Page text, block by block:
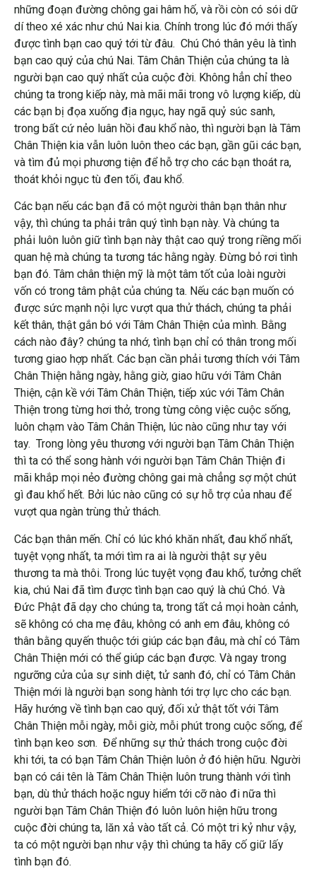
những đoạn đường chông gai hâm hố, và rồi còn có sói dữ
dí theo xé xác như chú Nai kia. Chính trong lúc đó mới thấy
được tình bạn cao quý tới từ đâu. Chú Chó thân yêu là tình
bạn cao quý của chú Nai. Tâm Chân Thiện của chúng ta là
người bạn cao quý nhất của cuộc đời. Không hẳn chỉ theo
chúng ta trong kiếp này, mà mãi mãi trong vô lượng kiếp, dù
các bạn bị đọa xuống địa ngục, hay ngã quỷ súc sanh,
trong bất cứ nẻo luân hồi đau khổ nào, thì người bạn là Tâm
Chân Thiện kia vẫn luôn luôn theo các bạn, gần gũi các bạn,
và tìm đủ mọi phương tiện để hỗ trợ cho các bạn thoát ra,
thoát khỏi ngục tù đen tối, đau khổ.
Các bạn nếu các bạn đã có một người thân bạn thân như
vậy, thì chúng ta phải trân quý tình bạn này. Và chúng ta
phải luôn luôn giữ tình bạn này thật cao quý trong riềng mối
quan hệ mà chúng ta tương tác hằng ngày. Đừng bỏ rơi tình
bạn đó. Tâm chân thiện mỹ là một tâm tốt của loài người
vốn có trong tâm phật của chúng ta. Nếu các bạn muốn có
được sức mạnh nội lực vượt qua thử thách, chúng ta phải
kết thân, thật gắn bó với Tâm Chân Thiện của mình. Bằng
cách nào đây? chúng ta nhớ, tình bạn chỉ có thân trong mối
tương giao hợp nhất. Các bạn cần phải tương thích với Tâm
Chân Thiện hằng ngày, hằng giờ, giao hữu với Tâm Chân
Thiện, cận kề với Tâm Chân Thiện, tiếp xúc với Tâm Chân
Thiện trong từng hơi thở, trong từng công việc cuộc sống,
luôn chạm vào Tâm Chân Thiện, lúc nào cũng như tay với
tay. Trong lòng yêu thương với người bạn Tâm Chân Thiện
thì ta có thể song hành với người bạn Tâm Chân Thiện đi
mãi khắp mọi nẻo đường chông gai mà chẳng sợ một chút
gì đau khổ hết. Bởi lúc nào cũng có sự hỗ trợ của nhau để
vượt qua ngàn trùng thử thách.
Các bạn thân mến. Chỉ có lúc khó khăn nhất, đau khổ nhất,
tuyệt vọng nhất, ta mới tìm ra ai là người thật sự yêu
thương ta mà thôi. Trong lúc tuyệt vọng đau khổ, tưởng chết
kia, chú Nai đã tìm được tình bạn cao quý là chú Chó. Và
Đức Phật đã dạy cho chúng ta, trong tất cả mọi hoàn cảnh,
sẽ không có cha mẹ đâu, không có anh em đâu, không có
thân bằng quyến thuộc tới giúp các bạn đâu, mà chỉ có Tâm
Chân Thiện mới có thể giúp các bạn được. Và ngay trong
ngưỡng cửa của sự sinh diệt, tử sanh đó, chỉ có Tâm Chân
Thiện mới là người bạn song hành tới trợ lực cho các bạn.
Hãy hướng về tình bạn cao quý, đối xử thật tốt với Tâm
Chân Thiện mỗi ngày, mỗi giờ, mỗi phút trong cuộc sống, để
tình bạn keo sơn. Để những sự thử thách trong cuộc đời
khi tới, ta có bạn Tâm Chân Thiện luôn ở đó hiện hữu. Người
bạn có cái tên là Tâm Chân Thiện luôn trung thành với tình
bạn, dù thử thách hoặc nguy hiểm tới cỡ nào đi nữa thì
người bạn Tâm Chân Thiện đó luôn luôn hiện hữu trong
cuộc đời chúng ta, lăn xả vào tất cả. Có một tri kỷ như vậy,
ta có một người bạn như vậy thì chúng ta hãy cố giữ lấy
tình bạn đó.